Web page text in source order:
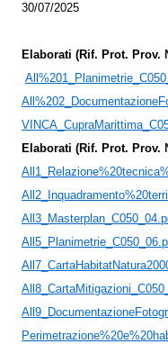
30/07/2025
Elaborati (Rif. Prot. Prov.
Elaborati (Rif. Prot. Prov.